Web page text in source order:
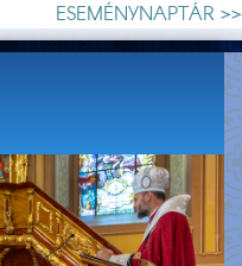
ESEMÉNYNAPTÁR >>